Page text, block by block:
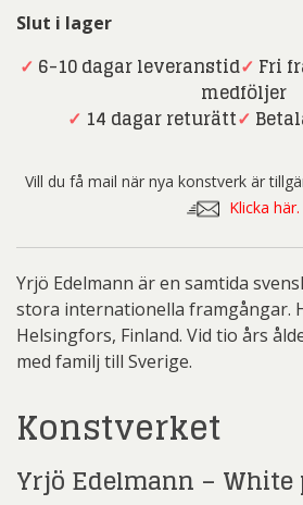
Slut i lager
✓ 6-10 dagar leveranstid✓ Fri
medföljer
✓ 14 dagar returätt✓
Vill du få mail när nya konstverk är
Klicka här.
Yrjö Edelmann är en samtida
stora internationella framgångar.
Helsingfors, Finland. Vid tio års
med familj till Sverige.
Konstverket
Yrjö Edelmann – White